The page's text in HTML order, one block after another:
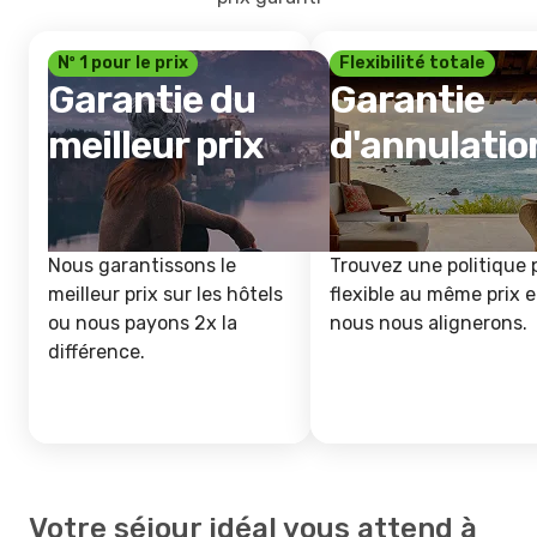
Nº 1 pour le prix
Garantie du
meilleur prix
Nous garantissons le
meilleur prix sur les hôtels
ou nous payons 2x la
différence.
Flexibilité totale
Garantie
Trouvez une politique
flexible au même prix
nous nous alignerons.
Votre séjour idéal vous attend à